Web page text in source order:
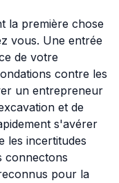
la première chose
vous. Une entrée
de votre
contre les
un entrepreneur
et de
s'avérer
les incertitudes
connectons
pour la